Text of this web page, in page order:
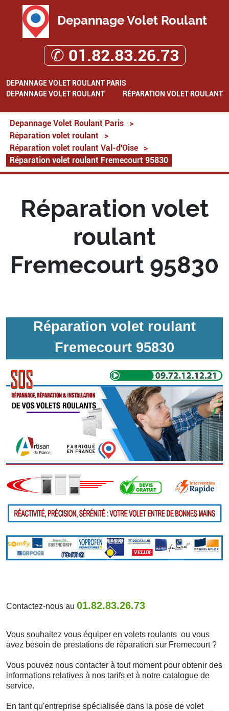
Depannage Volet Roulant
✆ 01.82.83.26.73
DEPANNAGE VOLET ROULANT PARIS
DEPANNAGE VOLET ROULANT
RÉPARATION VOLET ROULANT
Depannage Volet Roulant Paris
>
Réparation volet roulant
>
Réparation volet roulant Val-d'Oise
>
Réparation volet roulant Fremecourt 95830
Réparation volet
roulant
Fremecourt 95830
Réparation volet roulant
Fremecourt 95830
Contactez-nous au 01.82.83.26.73
Vous souhaitez vous équiper en volets roulants ou vous
avez besoin de prestations de réparation sur Fremecourt ?
Vous pouvez nous contacter à tout moment pour obtenir des
informations relatives à nos tarifs et à notre catalogue de
service.
En tant qu'entreprise spécialisée dans la pose de volet